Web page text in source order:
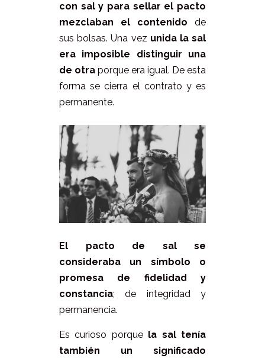
con sal y para sellar el pacto
mezclaban el contenido de
sus bolsas. Una vez unida la sal
era imposible distinguir una
de otra porque era igual. De esta
forma se cierra el contrato y es
permanente.
El pacto de sal se
consideraba un símbolo o
promesa de fidelidad y
constancia; de integridad y
permanencia.
Es curioso porque la sal tenía
también un significado